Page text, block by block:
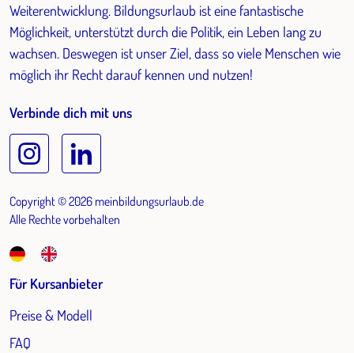
Weiterentwicklung. Bildungsurlaub ist eine fantastische
Möglichkeit, unterstützt durch die Politik, ein Leben lang zu
wachsen. Deswegen ist unser Ziel, dass so viele Menschen wie
möglich ihr Recht darauf kennen und nutzen!
Verbinde dich mit uns
Copyright © 2026 meinbildungsurlaub.de
Alle Rechte vorbehalten
Für Kursanbieter
Preise & Modell
FAQ